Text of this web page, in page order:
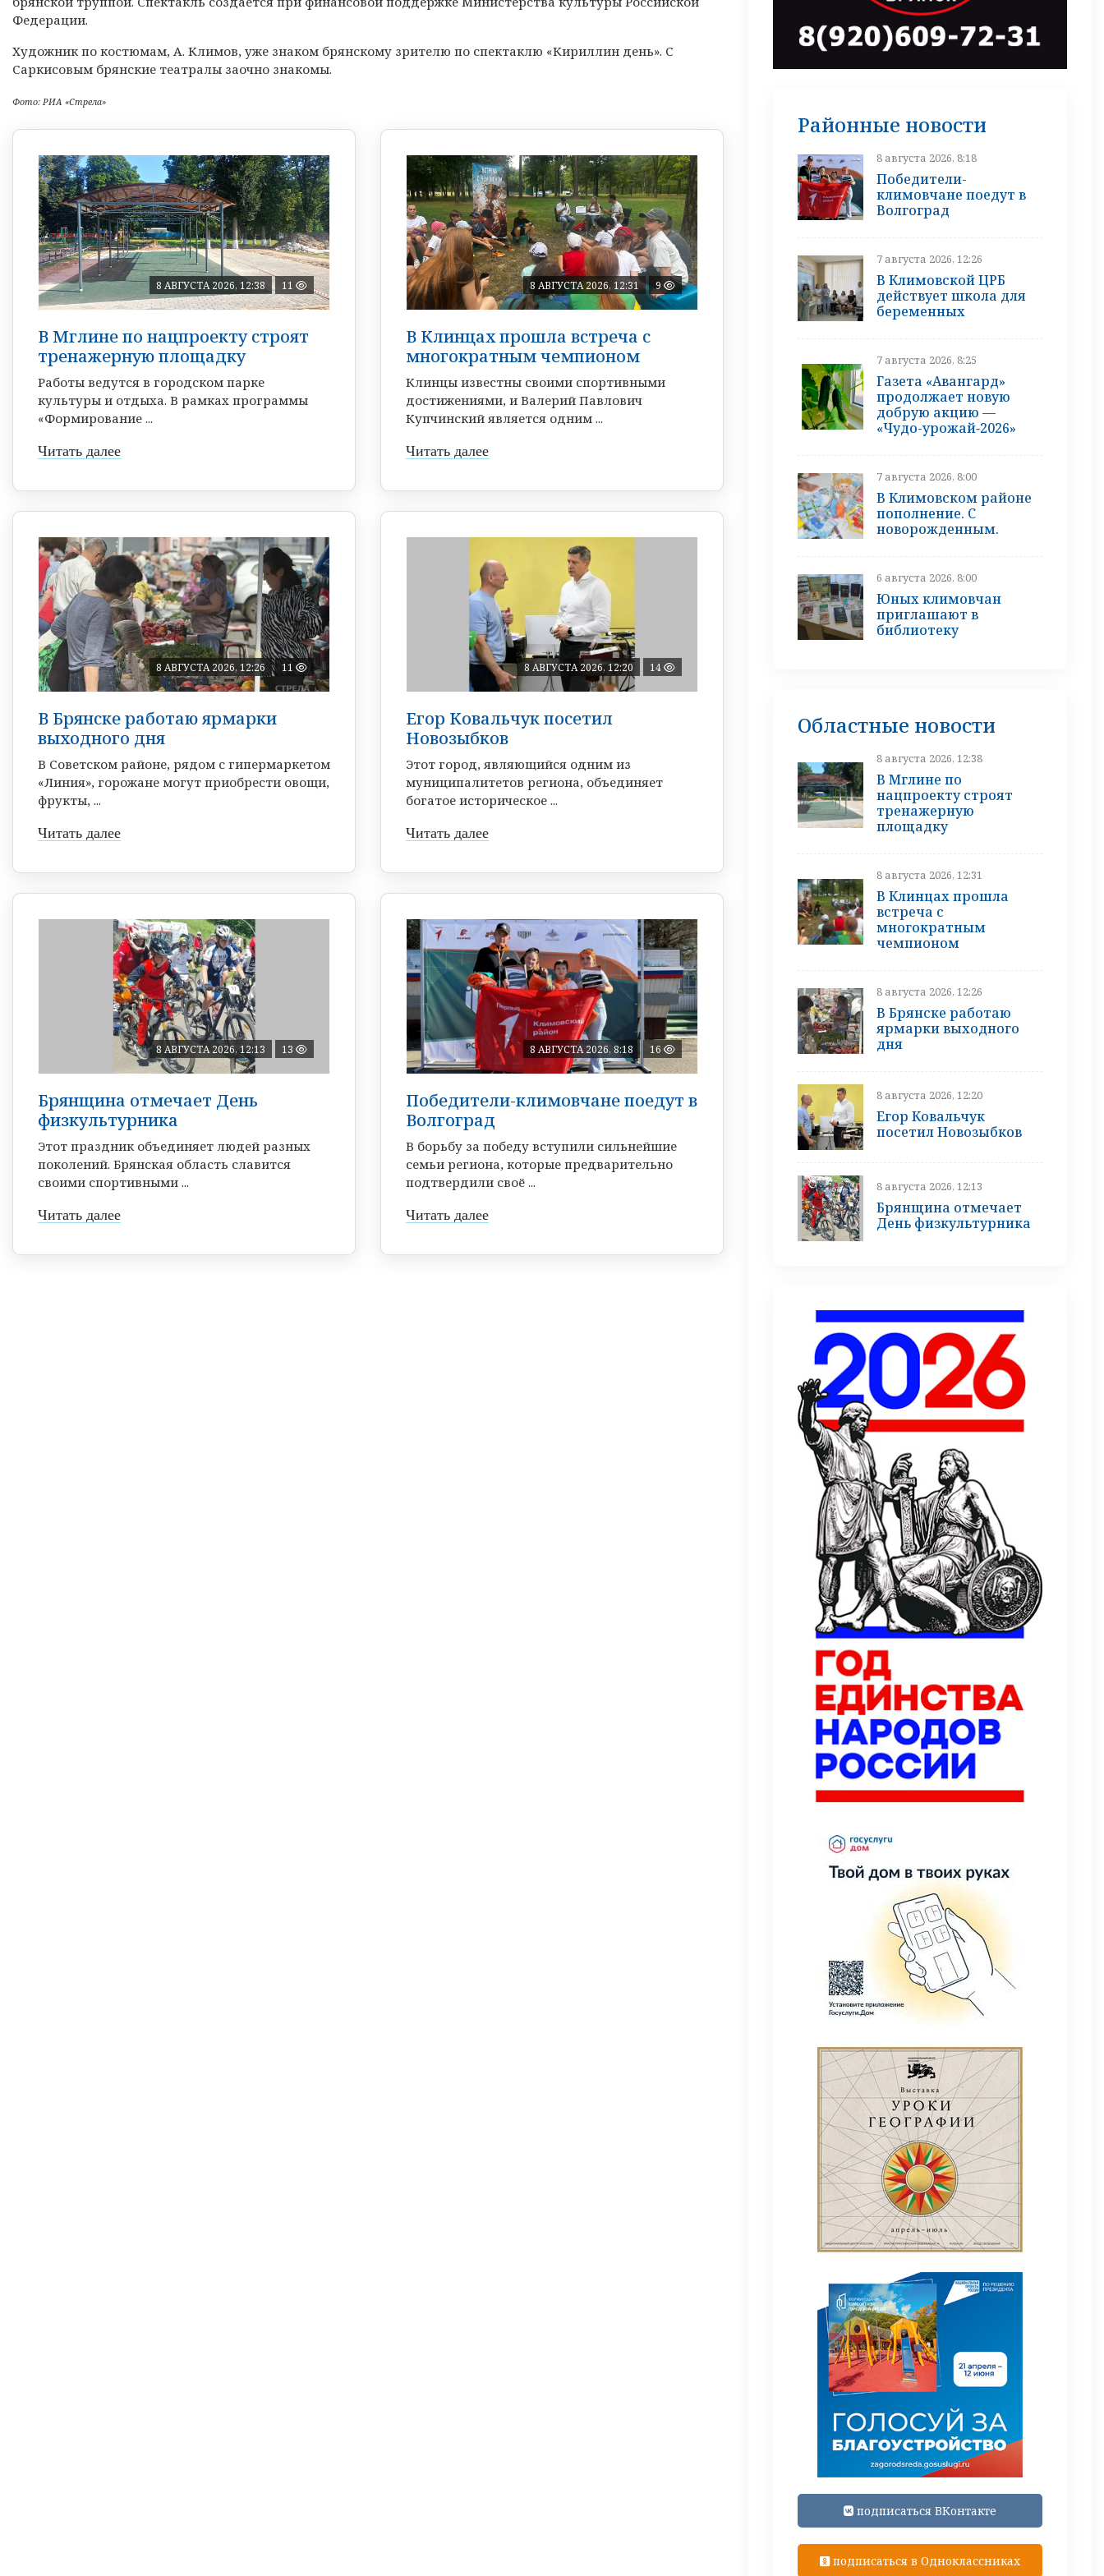
Федерации.
Художник по костюмам, А. Климов, уже знаком брянскому зрителю по спектаклю «Кириллин день». С
Саркисовым брянские театралы заочно знакомы.
Фото: РИА «Стрела»
8 АВГУСТА 2026, 12:38 11
В Мглине по нацпроекту строят
тренажерную площадку
Работы ведутся в городском парке
культуры и отдыха. В рамках программы
«Формирование ...
Читать далее
8 АВГУСТА 2026, 12:31 9
В Клинцах прошла встреча с
многократным чемпионом
Клинцы известны своими спортивными
достижениями, и Валерий Павлович
Купчинский является одним ...
Читать далее
8 АВГУСТА 2026, 12:26 11
В Брянске работаю ярмарки
выходного дня
В Советском районе, рядом с гипермаркетом
«Линия», горожане могут приобрести овощи,
фрукты, ...
Читать далее
8 АВГУСТА 2026, 12:20 14
Егор Ковальчук посетил
Новозыбков
Этот город, являющийся одним из
муниципалитетов региона, объединяет
богатое историческое ...
Читать далее
8 АВГУСТА 2026, 12:13 13
Брянщина отмечает День
физкультурника
Этот праздник объединяет людей разных
поколений. Брянская область славится
своими спортивными ...
Читать далее
8 АВГУСТА 2026, 8:18 16
Победители-климовчане поедут в
Волгоград
В борьбу за победу вступили сильнейшие
семьи региона, которые предварительно
подтвердили своё ...
Читать далее
Районные новости
8 августа 2026, 8:18
Победители-
климовчане поедут в
Волгоград
7 августа 2026, 12:26
В Климовской ЦРБ
действует школа для
беременных
7 августа 2026, 8:25
Газета «Авангард»
продолжает новую
добрую акцию —
«Чудо-урожай‑2026»
7 августа 2026, 8:00
В Климовском районе
пополнение. С
новорожденным.
6 августа 2026, 8:00
Юных климовчан
приглашают в
библиотеку
Областные новости
8 августа 2026, 12:38
В Мглине по
нацпроекту строят
тренажерную
площадку
8 августа 2026, 12:31
В Клинцах прошла
встреча с
многократным
чемпионом
8 августа 2026, 12:26
В Брянске работаю
ярмарки выходного
дня
8 августа 2026, 12:20
Егор Ковальчук
посетил Новозыбков
8 августа 2026, 12:13
Брянщина отмечает
День физкультурника
подписаться ВКонтакте
подписаться в Одноклассниках